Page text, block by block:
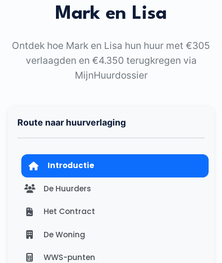
Mark en Lisa
Ontdek hoe Mark en Lisa hun huur met €305
verlaagden en €4.350 terugkregen via
MijnHuurdossier
Route naar huurverlaging
Introductie
De Huurders
Het Contract
De Woning
WWS-punten